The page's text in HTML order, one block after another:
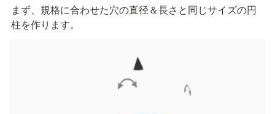
まず、規格に合わせた穴の直径＆長さと同じサイズの円
柱を作ります。